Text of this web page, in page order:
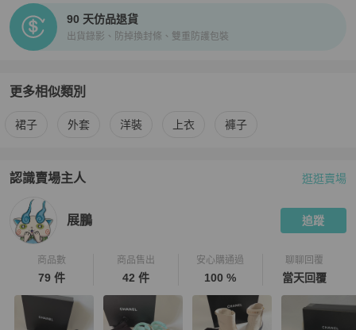
90 天仿品退貨
出貨錄影、防掉換封條、雙重防護包裝
更多相似類別
更多Chanel 女裝 相似商品推薦
裙子 外套 洋裝 上衣 褲子
認識賣場主人
PopChill 拍拍圈嚴選賣家
逛逛賣場
展鵬 追蹤
商品數
79 件
商品售出
42 件
安心購通過
100 %
聊聊回覆
當天回覆